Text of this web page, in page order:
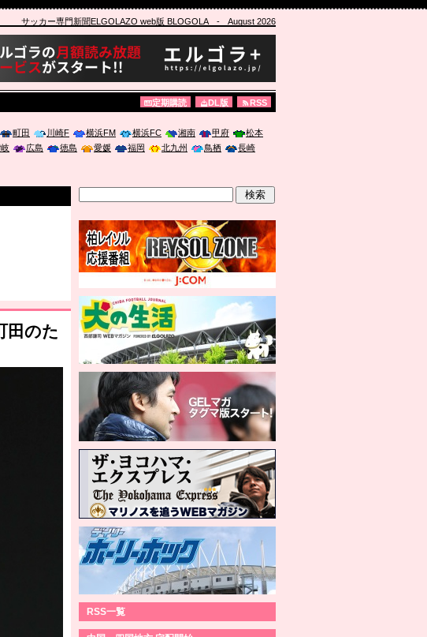
サッカー専門新聞ELGOLAZO web版 BLOGOLA- August 2026
定期購読 DL版 RSS
町田 川崎F 横浜FM 横浜FC 湘南 甲府
松本
広島 徳島 愛媛 福岡 北九州 鳥栖
長崎
田のた
RSS一覧